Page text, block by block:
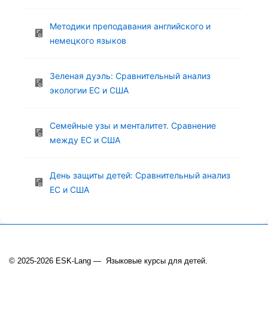
Методики преподавания английского и
немецкого языков
Зеленая дуэль: Сравнительный анализ
экологии ЕС и США
Семейные узы и менталитет. Сравнение
между ЕС и США
День защиты детей: Сравнительный анализ
ЕС и США
© 2025-2026 ESK-Lang — Языковые курсы для детей.